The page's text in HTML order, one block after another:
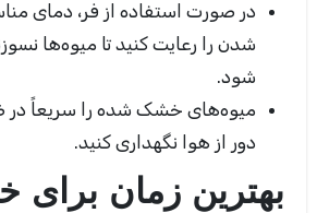
در صورت استفاده از فر، دمای
شدن را رعایت کنید تا میوه‌ها
شود.
میوه‌های خشک شده را سریعاً در
دور از هوا نگهداری کنید.
بهترین زمان